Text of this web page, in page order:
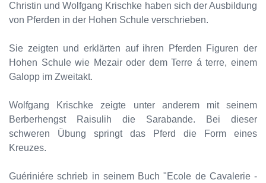
Christin und Wolfgang Krischke haben sich der Ausbildung
von Pferden in der Hohen Schule verschrieben.
Sie zeigten und erklärten auf ihren Pferden Figuren der
Hohen Schule wie Mezair oder dem Terre á terre, einem
Galopp im Zweitakt.
Wolfgang Krischke zeigte unter anderem mit seinem
Berberhengst Raisulih die Sarabande. Bei dieser
schweren Übung springt das Pferd die Form eines
Kreuzes.
Guériniére schrieb in seinem Buch "Ecole de Cavalerie -